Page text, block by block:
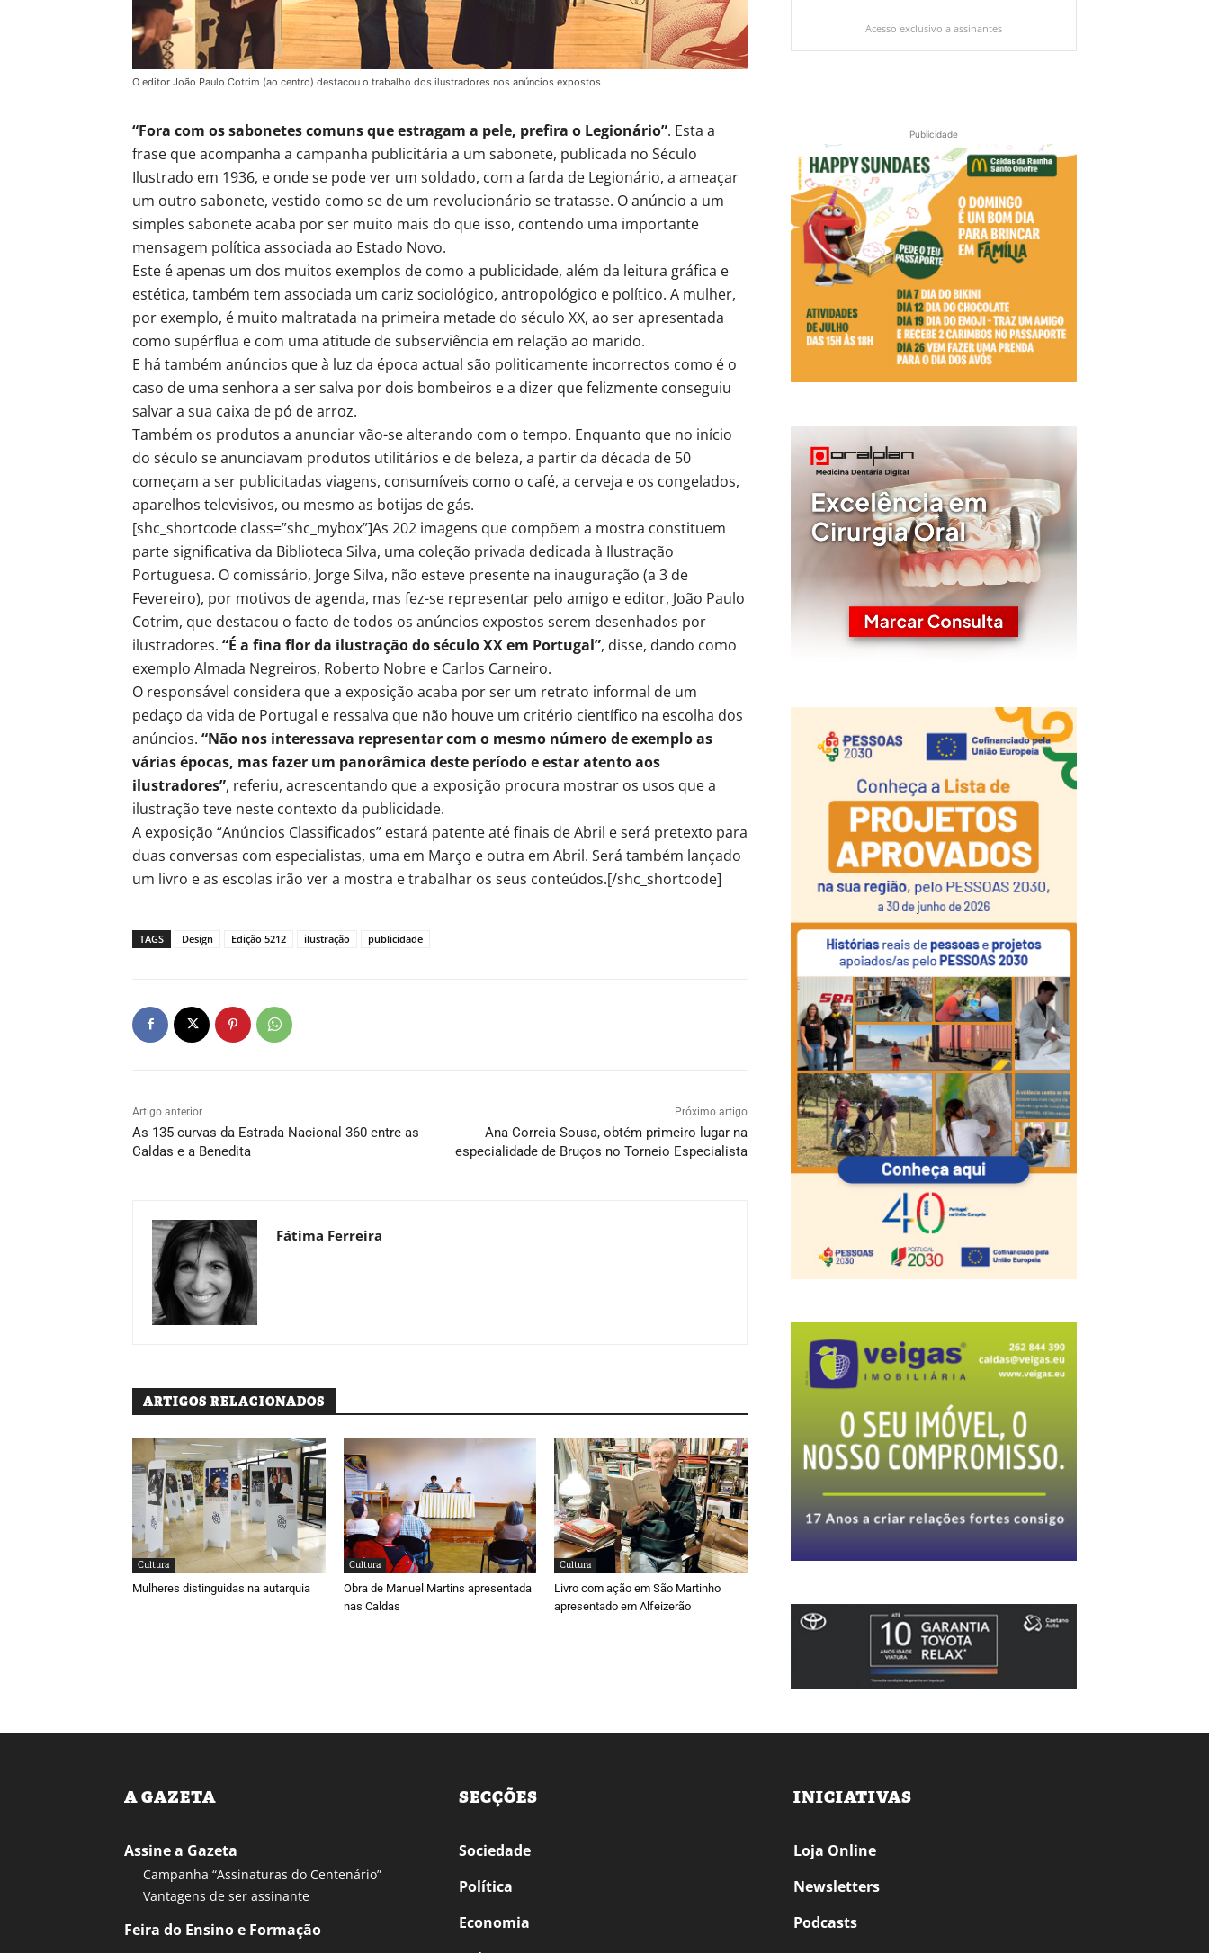
O editor João Paulo Cotrim (ao centro) destacou o trabalho dos ilustradores nos anúncios expostos
“Fora com os sabonetes comuns que estragam a pele, prefira o Legionário”. Esta a
frase que acompanha a campanha publicitária a um sabonete, publicada no Século
Ilustrado em 1936, e onde se pode ver um soldado, com a farda de Legionário, a ameaçar
um outro sabonete, vestido como se de um revolucionário se tratasse. O anúncio a um
simples sabonete acaba por ser muito mais do que isso, contendo uma importante
mensagem política associada ao Estado Novo.
Este é apenas um dos muitos exemplos de como a publicidade, além da leitura gráfica e
estética, também tem associada um cariz sociológico, antropológico e político. A mulher,
por exemplo, é muito maltratada na primeira metade do século XX, ao ser apresentada
como supérflua e com uma atitude de subserviência em relação ao marido.
E há também anúncios que à luz da época actual são politicamente incorrectos como é o
caso de uma senhora a ser salva por dois bombeiros e a dizer que felizmente conseguiu
salvar a sua caixa de pó de arroz.
Também os produtos a anunciar vão-se alterando com o tempo. Enquanto que no início
do século se anunciavam produtos utilitários e de beleza, a partir da década de 50
começam a ser publicitadas viagens, consumíveis como o café, a cerveja e os congelados,
aparelhos televisivos, ou mesmo as botijas de gás.
[shc_shortcode class=”shc_mybox”]As 202 imagens que compõem a mostra constituem
parte significativa da Biblioteca Silva, uma coleção privada dedicada à Ilustração
Portuguesa. O comissário, Jorge Silva, não esteve presente na inauguração (a 3 de
Fevereiro), por motivos de agenda, mas fez-se representar pelo amigo e editor, João Paulo
Cotrim, que destacou o facto de todos os anúncios expostos serem desenhados por
ilustradores. “É a fina flor da ilustração do século XX em Portugal”, disse, dando como
exemplo Almada Negreiros, Roberto Nobre e Carlos Carneiro.
O responsável considera que a exposição acaba por ser um retrato informal de um
pedaço da vida de Portugal e ressalva que não houve um critério científico na escolha dos
anúncios. “Não nos interessava representar com o mesmo número de exemplo as
várias épocas, mas fazer um panorâmica deste período e estar atento aos
ilustradores”, referiu, acrescentando que a exposição procura mostrar os usos que a
ilustração teve neste contexto da publicidade.
A exposição “Anúncios Classificados” estará patente até finais de Abril e será pretexto para
duas conversas com especialistas, uma em Março e outra em Abril. Será também lançado
um livro e as escolas irão ver a mostra e trabalhar os seus conteúdos.[/shc_shortcode]
TAGS Design Edição 5212 ilustração publicidade
Artigo anterior
As 135 curvas da Estrada Nacional 360 entre as
Caldas e a Benedita
Próximo artigo
Ana Correia Sousa, obtém primeiro lugar na
especialidade de Bruços no Torneio Especialista
Fátima Ferreira
ARTIGOS RELACIONADOS
Cultura
Mulheres distinguidas na autarquia
Cultura
Obra de Manuel Martins apresentada
nas Caldas
Cultura
Livro com ação em São Martinho
apresentado em Alfeizerão
Acesso exclusivo a assinantes
Publicidade
A GAZETA
Assine a Gazeta
Campanha “Assinaturas do Centenário”
Vantagens de ser assinante
Feira do Ensino e Formação
SECÇÕES
Sociedade
Política
Economia
INICIATIVAS
Loja Online
Newsletters
Podcasts